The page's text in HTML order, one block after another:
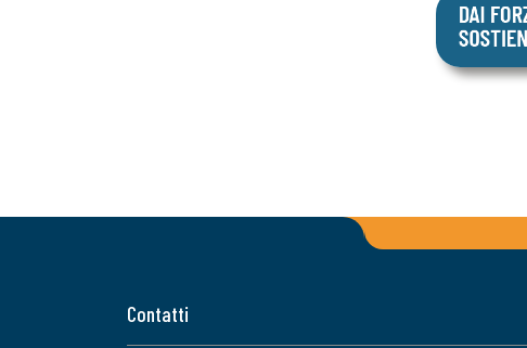
Contatti